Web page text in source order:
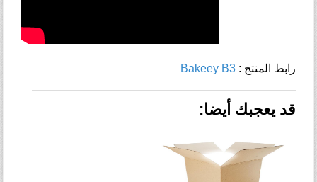
Bakeey B3 : رابط المنتج
قد يعجبك أيضا: